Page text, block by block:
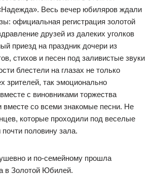
Весь вечер юбиляров ждали
официальная регистрация золотой
друзей из далеких уголков
приезд на праздник дочери из
стихов и песен под заливистые звуки
блестели на глазах не только
зрителей, так эмоционально
с виновниками торжества
вместе со всеми знакомые песни. Не
которые проходили под веселые
половину зала.
и по-семейному прошла
в Золотой Юбилей.